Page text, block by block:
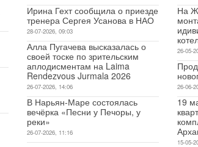
Ирина Гехт сообщила о приезде
тренера Сергея Усанова в НАО
28-07-2026, 09:03
Алла Пугачева высказалась о
своей тоске по зрительским
аплодисментам на Laima
Rendezvous Jurmala 2026
26-07-2026, 14:06
В Нарьян-Маре состоялась
вечёрка «Песни у Печоры, у
реки»
26-07-2026, 11:16
На
26-05-
26-06-
19
15-05-